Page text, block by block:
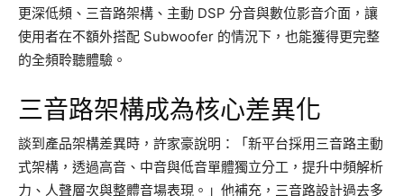
更深低頻、三音路架構、主動 DSP 分音與數位影音介面，讓
使用者在不額外搭配 Subwoofer 的情況下，也能獲得更完整
的全頻聆聽體驗。
三音路架構成為核心差異化
談到產品架構差異時，許家豪說明：「新平台採用三音路主動
式架構，透過高音、中音與低音單體獨立分工，提升中頻解析
力、人聲層次與整體音場表現。」他補充，三音路設計過去多